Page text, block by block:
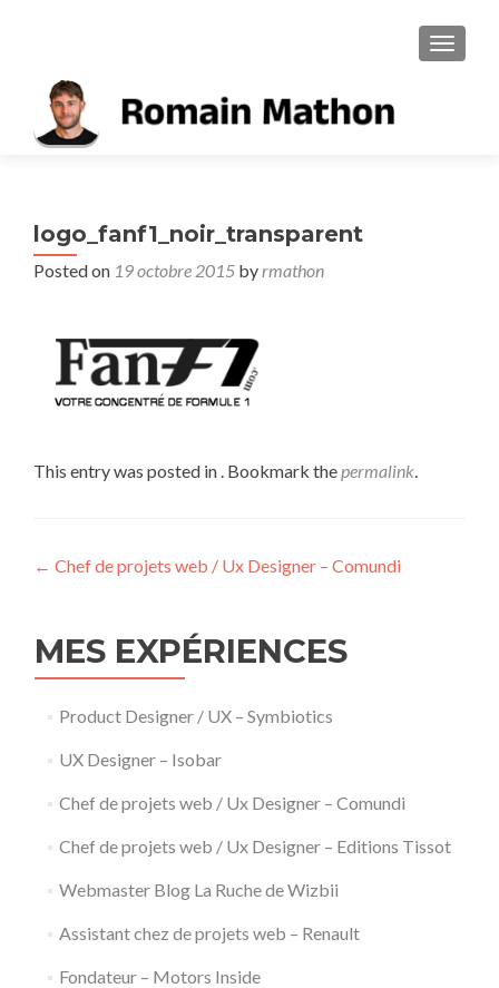
logo_fanf1_noir_transparent
Posted on 19 octobre 2015 byrmathon
This entry was posted in . Bookmark thepermalink.
Post
← Chef de projets web / Ux Designer – Comundi
MES EXPÉRIENCES
Product Designer / UX – Symbiotics
UX Designer – Isobar
Chef de projets web / Ux Designer – Comundi
Chef de projets web / Ux Designer – Editions Tissot
Webmaster Blog La Ruche de Wizbii
Assistant chez de projets web – Renault
Fondateur – Motors Inside